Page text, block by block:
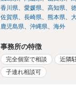
香川県
愛媛県 高知県
佐賀県
長崎県 熊本県
鹿児島県
沖縄県 海外
事務所の特徴
完全個室で相談
近隣
子連れ相談可